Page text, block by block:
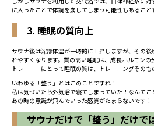
に入ったことで体調を崩してしまう可能性もあること
3. 睡眠の質向上
サウナ後は深部体温が一時的に上昇しますが、その
れやすくなります。質の高い睡眠は、成長ホルモンの
トレーニーにとって睡眠の質は、トレーニングそのも
いわゆる「整う」とはこのことですね！
私は気づいたら外気浴で寝てしまっていた！なんてこ
あの時の意識が飛んでいった感覚がたまらないです！
サウナだけで「整う」だけで